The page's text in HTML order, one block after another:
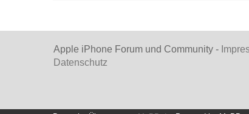
Apple iPhone Forum und Community -
Datenschutz